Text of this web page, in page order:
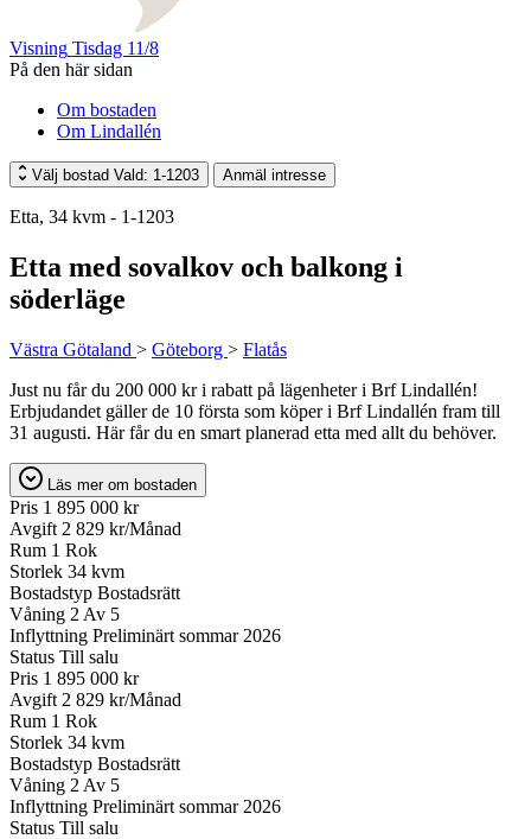
Visning Tisdag 11/8
På den här sidan
Om bostaden
Om Lindallén
Välj bostad Vald: 1-1203 Anmäl intresse
Etta, 34 kvm - 1-1203
Etta med sovalkov och balkong i
söderläge
Västra Götaland > Göteborg > Flatås
Just nu får du 200 000 kr i rabatt på lägenheter i Brf Lindallén!
Erbjudandet gäller de 10 första som köper i Brf Lindallén fram till
31 augusti. Här får du en smart planerad etta med allt du behöver.
Läs mer om bostaden
Pris 1 895 000 kr
Avgift 2 829 kr/Månad
Rum 1 Rok
Storlek 34 kvm
Bostadstyp Bostadsrätt
Våning 2 Av 5
Inflyttning Preliminärt sommar 2026
Status Till salu
Pris 1 895 000 kr
Avgift 2 829 kr/Månad
Rum 1 Rok
Storlek 34 kvm
Bostadstyp Bostadsrätt
Våning 2 Av 5
Inflyttning Preliminärt sommar 2026
Status Till salu